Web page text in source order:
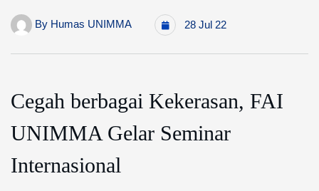
By Humas UNIMMA 28 Jul 22
Cegah berbagai Kekerasan, FAI
UNIMMA Gelar Seminar
Internasional